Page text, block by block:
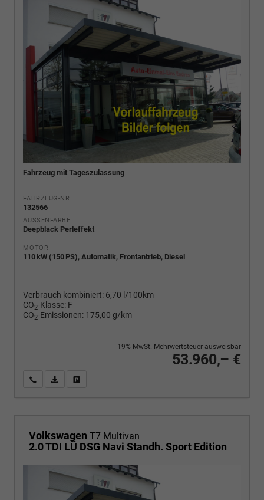
Fahrzeug mit Tageszulassung
FAHRZEUG-NR.
132566
AUSSENFARBE
Deepblack Perleffekt
MOTOR
110 kW (150 PS), Automatik, Frontantrieb, Diesel
Verbrauch kombiniert: 6,70 l/100km
CO2-Klasse: F
CO2-Emissionen: 175,00 g/km
53.960,– €
19% MwSt. Mehrwertsteuer ausweisbar
Wir rufen Sie anPDF-Fahrzeugexposé drucken
Volkswagen T7 Multivan
2.0 TDI LÜ DSG Navi Standh. Sport Edition